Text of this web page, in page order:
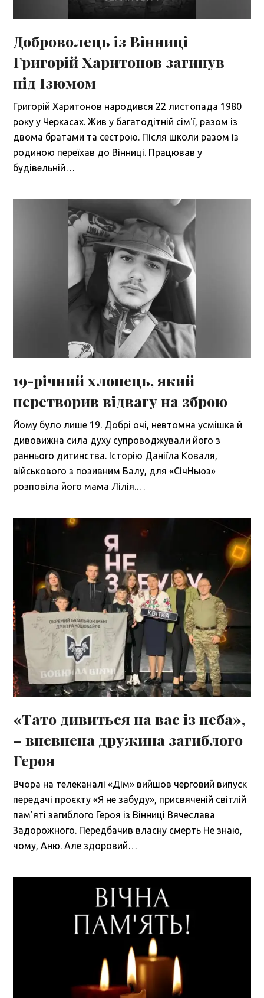
Доброволець із Вінниці
Григорій Харитонов загинув
під Ізюмом
Григорій Харитонов народився 22 листопада 1980
року у Черкасах. Жив у багатодітній сім'ї, разом із
двома братами та сестрою. Після школи разом із
родиною переїхав до Вінниці. Працював у
будівельній…
19-річний хлопець, який
перетворив відвагу на зброю
Йому було лише 19. Добрі очі, невтомна усмішка й
дивовижна сила духу супроводжували його з
раннього дитинства. Історію Даніїла Коваля,
військового з позивним Балу, для «СічНьюз»
розповіла його мама Лілія.…
«Тато дивиться на вас із неба»,
– впевнена дружина загиблого
Героя
Вчора на телеканалі «Дім» вийшов черговий випуск
передачі проєкту «Я не забуду», присвяченій світлій
пам’яті загиблого Героя із Вінниці Вячеслава
Задорожного. Передбачив власну смерть Не знаю,
чому, Аню. Але здоровий…